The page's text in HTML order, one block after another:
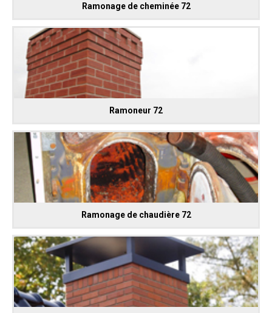
Ramonage de cheminée 72
Ramoneur 72
Ramonage de chaudière 72